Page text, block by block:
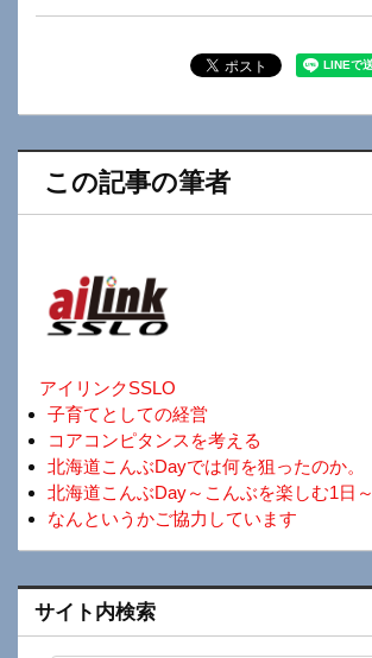
この記事の筆者
アイリンクSSLO
子育てとしての経営
コアコンピタンスを考える
北海道こんぶDayでは何を狙ったのか。
北海道こんぶDay～こんぶを楽しむ1日～
なんというかご協力しています
サイト内検索